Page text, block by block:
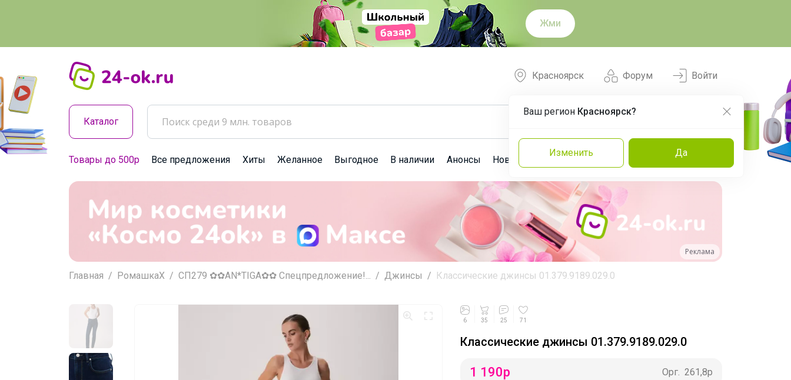
Жми
Форум
Красноярск
Ваш регион Красноярск?
Изменить Да
Войти
Каталог
Товары до 500р Все предложения Хиты Желанное Выгодное В наличии Анонсы Новости Команда Эксперты
Реклама
Главная РомашкаХ СП279 ✿✿AN*TIGA✿✿ Спецпредложение!... Джинсы Классические джинсы 01.379.9189.029.0
6 35 25 71
Классические джинсы 01.379.9189.029.0
1 190р Орг. 261,8р